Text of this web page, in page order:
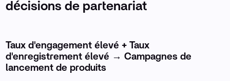
décisions de partenariat
Taux d'engagement élevé + Taux
d'enregistrement élevé → Campagnes de
lancement de produits